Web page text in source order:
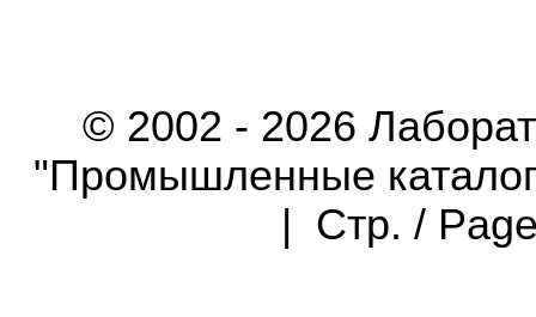
© 2002 - 2026
"Промышленные
| Стр. /